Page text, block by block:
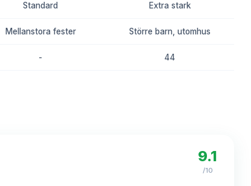
Standard Extra stark
Mellanstora fester Större barn, utomhus
- 44
9.1
/10